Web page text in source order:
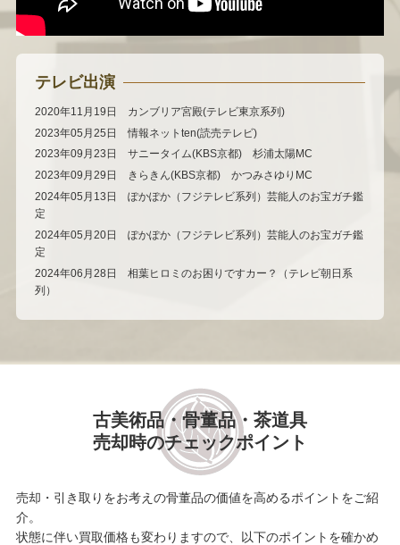
テレビ出演
2020年11月19日 カンブリア宮殿(テレビ東京系列)
2023年05月25日 情報ネットten(読売テレビ)
2023年09月23日 サニータイム(KBS京都) 杉浦太陽MC
2023年09月29日 きらきん(KBS京都) かつみさゆりMC
2024年05月13日 ぽかぽか（フジテレビ系列）芸能人のお宝ガチ鑑
定
2024年05月20日 ぽかぽか（フジテレビ系列）芸能人のお宝ガチ鑑
定
2024年06月28日 相葉ヒロミのお困りですカー？（テレビ朝日系
列）
古美術品・骨董品・茶道具
売却時のチェックポイント
売却・引き取りをお考えの骨董品の価値を高めるポイントをご紹
介。
状態に伴い買取価格も変わりますので、以下のポイントを確かめ